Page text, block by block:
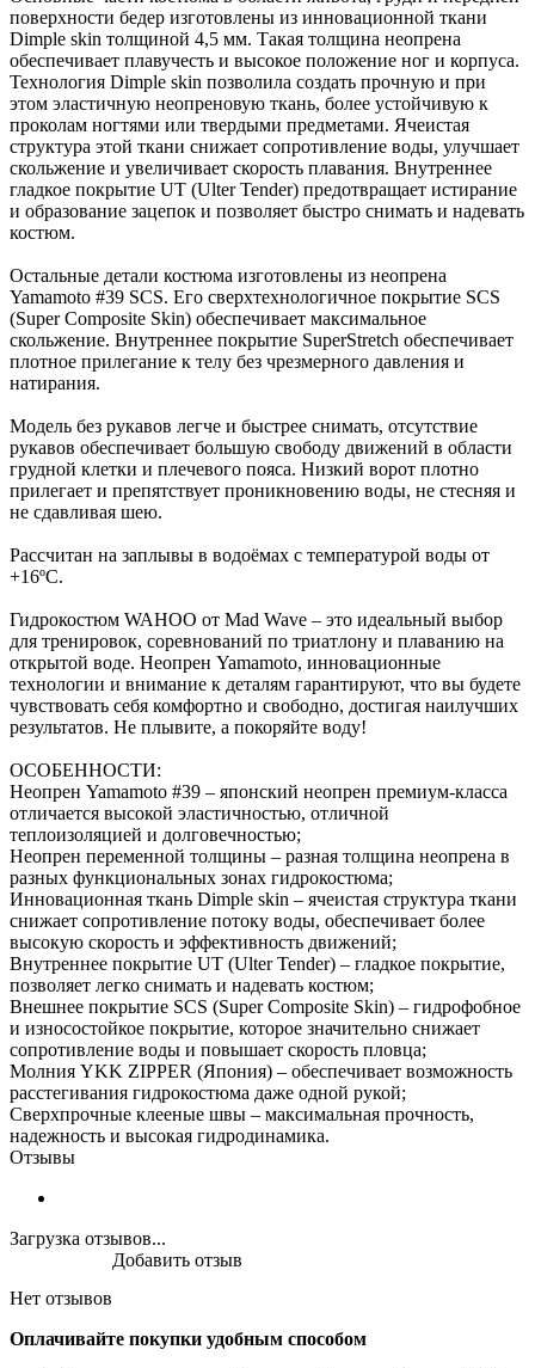
поверхности бедер изготовлены из инновационной ткани
Dimple skin толщиной 4,5 мм. Такая толщина неопрена
обеспечивает плавучесть и высокое положение ног и корпуса.
Технология Dimple skin позволила создать прочную и при
этом эластичную неопреновую ткань, более устойчивую к
проколам ногтями или твердыми предметами. Ячеистая
структура этой ткани снижает сопротивление воды, улучшает
скольжение и увеличивает скорость плавания. Внутреннее
гладкое покрытие UT (Ulter Tender) предотвращает истирание
и образование зацепок и позволяет быстро снимать и надевать
костюм.
Остальные детали костюма изготовлены из неопрена
Yamamoto #39 SCS. Его сверхтехнологичное покрытие SCS
(Super Composite Skin) обеспечивает максимальное
скольжение. Внутреннее покрытие SuperStretch обеспечивает
плотное прилегание к телу без чрезмерного давления и
натирания.
Модель без рукавов легче и быстрее снимать, отсутствие
рукавов обеспечивает большую свободу движений в области
грудной клетки и плечевого пояса. Низкий ворот плотно
прилегает и препятствует проникновению воды, не стесняя и
не сдавливая шею.
Рассчитан на заплывы в водоёмах с температурой воды от
+16ºC.
Гидрокостюм WAHOO от Mad Wave – это идеальный выбор
для тренировок, соревнований по триатлону и плаванию на
открытой воде. Неопрен Yamamoto, инновационные
технологии и внимание к деталям гарантируют, что вы будете
чувствовать себя комфортно и свободно, достигая наилучших
результатов. Не плывите, а покоряйте воду!
ОСОБЕННОСТИ:
Неопрен Yamamoto #39 – японский неопрен премиум-класса
отличается высокой эластичностью, отличной
теплоизоляцией и долговечностью;
Неопрен переменной толщины – разная толщина неопрена в
разных функциональных зонах гидрокостюма;
Инновационная ткань Dimple skin – ячеистая структура ткани
снижает сопротивление потоку воды, обеспечивает более
высокую скорость и эффективность движений;
Внутреннее покрытие UT (Ulter Tender) – гладкое покрытие,
позволяет легко снимать и надевать костюм;
Внешнее покрытие SCS (Super Composite Skin) – гидрофобное
и износостойкое покрытие, которое значительно снижает
сопротивление воды и повышает скорость пловца;
Молния YKK ZIPPER (Япония) – обеспечивает возможность
расстегивания гидрокостюма даже одной рукой;
Сверхпрочные клееные швы – максимальная прочность,
надежность и высокая гидродинамика.
Отзывы
Загрузка отзывов...
Нет отзывов
Добавить отзыв
Оплачивайте покупки удобным способом